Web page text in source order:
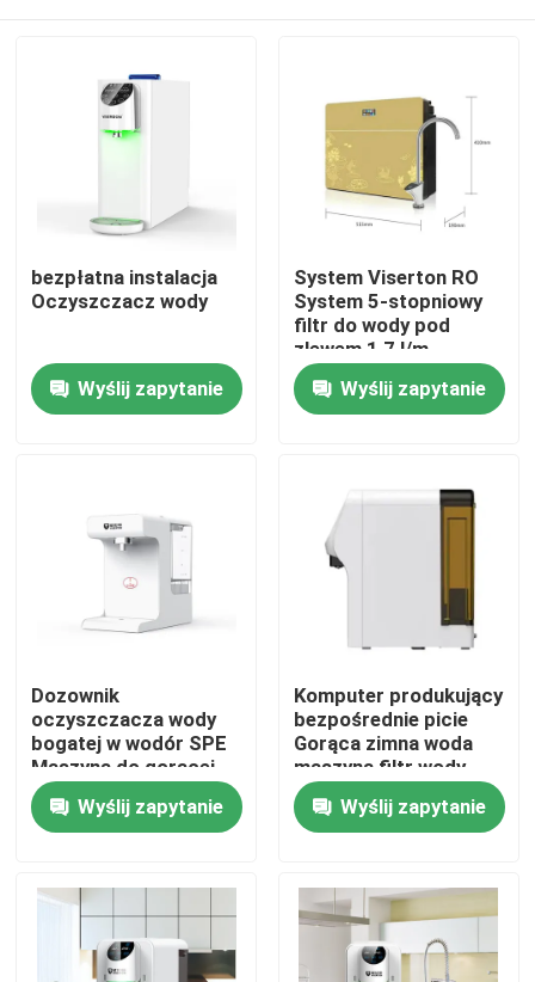
Dom
Produkty
Wycieczka po fabryce
Kontrola jakości
Aktualności
Sprawy
Poprosić o wycenę
Maszyna do inhalacji wodoru
bezpłatna instalacja
Oczyszczacz wody
Wyślij zapytanie
System Viserton RO
System 5-stopniowy
filtr do wody pod
zlewem 1,7 l/m
Kompaktowy styl
przemysłowy
Wyślij zapytanie
Dozownik
oczyszczacza wody
bogatej w wodór SPE
Maszyna do gorącej
wody do domu
Wyślij zapytanie
Komputer produkujący
bezpośrednie picie
Gorąca zimna woda
maszyna filtr wody
system
Wyślij zapytanie